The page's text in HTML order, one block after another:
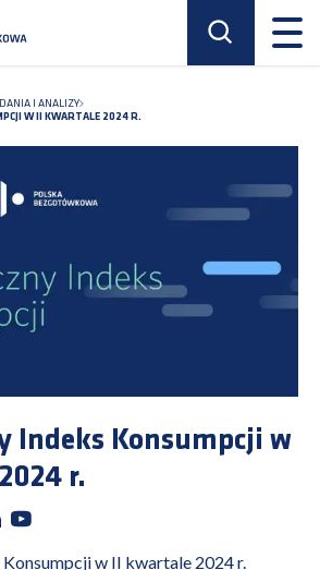
I ANALIZY
W II KWARTALE 2024 R.
Indeks Konsumpcji w
r.
w II kwartale 2024 r.